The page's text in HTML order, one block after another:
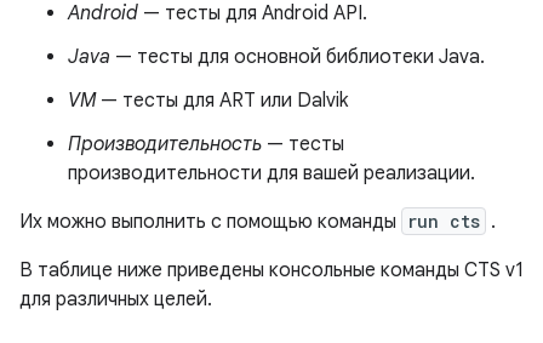
Android — тесты для Android API.
Java — тесты для основной библиотеки Java.
VM— тесты для ART или Dalvik
Производительность — тесты
производительности для вашей реализации.
Их можно выполнить с помощью команды
run cts .
В таблице ниже приведены консольные команды CTS v1
для различных целей.